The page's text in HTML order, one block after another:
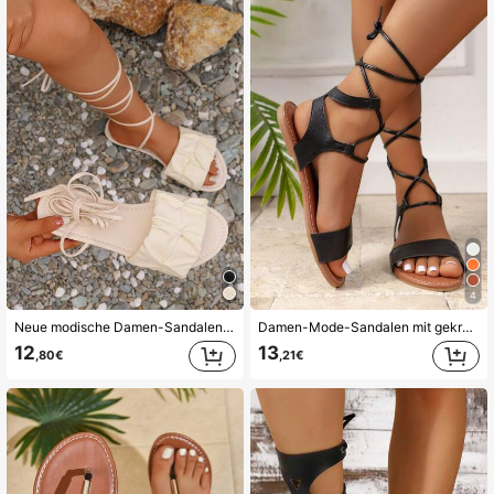
4,76 95 Follower
Neue modische Damen-Sandalen mit flacher Sohle, offener Zehenpartie, glänzendem Mikrofaserstoff, für Frühling und Sommer, in großen Größen, vielseitig einsetzbar, mit langen Schnürriemen im römischen Stil, für Party, Date, Urlaub, Strand, Meeresufer, Bankett, Schuhe (fällt groß aus)
12,80€
4
Damen-Mode-Sandalen mit gekreuzten Riemen, lässig und vielseitig, mit rundem Zehenbereich, schlichtes Design, sexy Damenschuhe, schwarze Polka-Dot-Schnürsandalen, flache Sandalen mit Schnürung, offene Zehenpartie, Strandschuhe für Damen
13,21€